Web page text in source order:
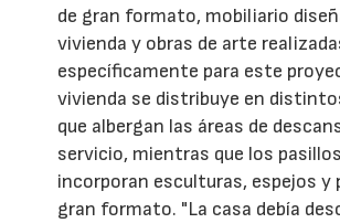
de gran formato, mobiliario
vivienda y obras de arte
específicamente para este
vivienda se distribuye en
que albergan las áreas de
servicio, mientras que los pasillos
incorporan esculturas, espejos y
gran formato. "La casa debía